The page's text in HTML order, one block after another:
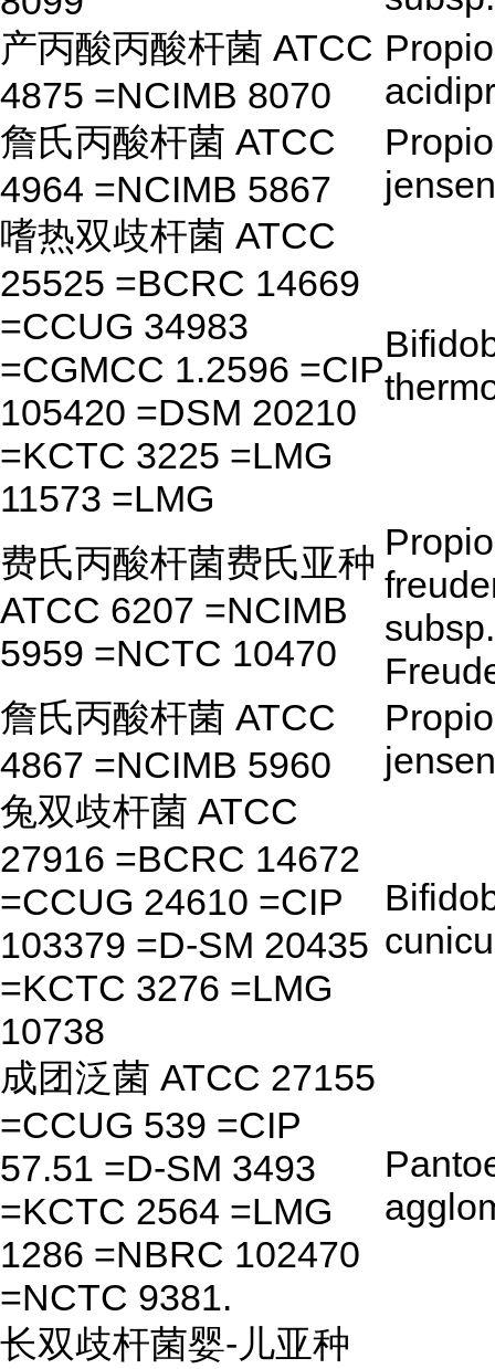
产丙酸丙酸杆菌 ATCC
4875 =NCIMB 8070
詹氏丙酸杆菌 ATCC
4964 =NCIMB 5867
嗜热双歧杆菌 ATCC
25525 =BCRC 14669
=CCUG 34983
=CGMCC 1.2596 =CIP
105420 =DSM 20210
=KCTC 3225 =LMG
11573 =LMG
费氏丙酸杆菌费氏亚种
ATCC 6207 =NCIMB
5959 =NCTC 10470
subsp.
詹氏丙酸杆菌 ATCC
4867 =NCIMB 5960
兔双歧杆菌 ATCC
27916 =BCRC 14672
=CCUG 24610 =CIP
103379 =D-SM 20435
=KCTC 3276 =LMG
10738
成团泛菌 ATCC 27155
=CCUG 539 =CIP
57.51 =D-SM 3493
=KCTC 2564 =LMG
1286 =NBRC 102470
=NCTC 9381.
长双歧杆菌婴-儿亚种